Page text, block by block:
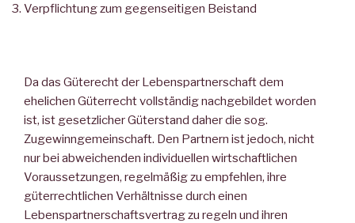
Verpflichtung zum gegenseitigen Beistand
Da das Güterecht der Lebenspartnerschaft dem
ehelichen Güterrecht vollständig nachgebildet worden
ist, ist gesetzlicher Güterstand daher die sog.
Zugewinngemeinschaft. Den Partnern ist jedoch, nicht
nur bei abweichenden individuellen wirtschaftlichen
Voraussetzungen, regelmäßig zu empfehlen, ihre
güterrechtlichen Verhältnisse durch einen
Lebenspartnerschaftsvertrag zu regeln und ihren